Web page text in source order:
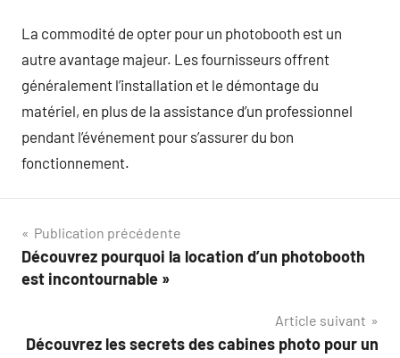
La commodité de opter pour un photobooth est un
autre avantage majeur. Les fournisseurs offrent
généralement l’installation et le démontage du
matériel, en plus de la assistance d’un professionnel
pendant l’événement pour s’assurer du bon
fonctionnement.
Navigation
de
Publication précédente
Découvrez pourquoi la location d’un photobooth
est incontournable »
Article suivant
Découvrez les secrets des cabines photo pour un